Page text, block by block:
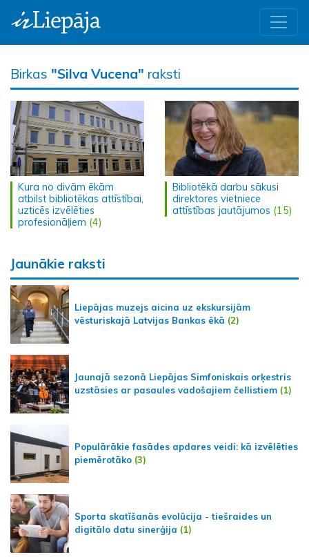
Birkas "Silva Vucena" raksti
Kura no divām ēkām
atbilst bibliotēkas attīstībai,
uzticēs izvēlēties
profesionāļiem (4)
Bibliotēkā darbu sākusi
direktores vietniece
attīstības jautājumos (15)
Jaunākie raksti
Liepājas muzejs aicina uz ekskursijām
vēsturiskajā Latvijas Bankas ēkā (2)
Jaunajā sezonā Liepājas Simfoniskais orķestris
uzstāsies ar pasaules vadošajiem čellistiem (1)
Populārākie fasādes apdares veidi: kā izvēlēties
piemērotāko (3)
Sporta skatīšanās evolūcija - tiešraides un
digitālo datu sinerģija (1)